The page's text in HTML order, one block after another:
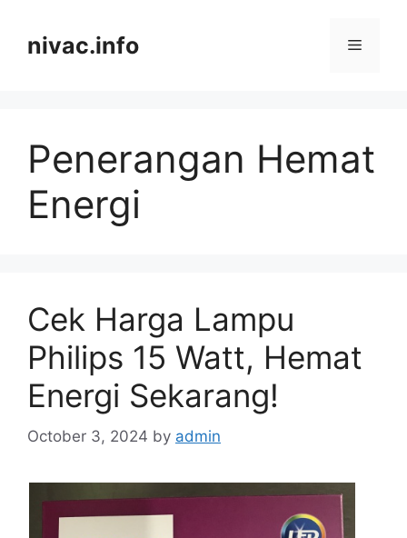
contentnivac.info Menu
Penerangan Hemat
Energi
Cek Harga Lampu
Philips 15 Watt, Hemat
Energi Sekarang!
October 3, 2024 by admin